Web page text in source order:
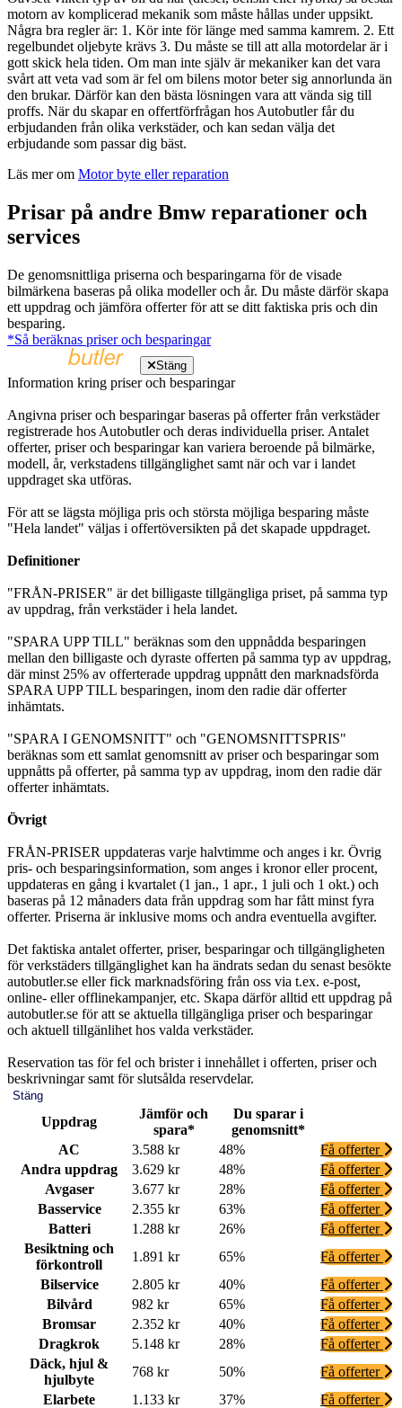
motorn av komplicerad mekanik som måste hållas under uppsikt.
Några bra regler är: 1. Kör inte för länge med samma kamrem. 2. Ett
regelbundet oljebyte krävs 3. Du måste se till att alla motordelar är i
gott skick hela tiden. Om man inte själv är mekaniker kan det vara
svårt att veta vad som är fel om bilens motor beter sig annorlunda än
den brukar. Därför kan den bästa lösningen vara att vända sig till
proffs. När du skapar en offertförfrågan hos Autobutler får du
erbjudanden från olika verkstäder, och kan sedan välja det
erbjudande som passar dig bäst.
Läs mer om Motor byte eller reparation
Prisar på andre Bmw reparationer och
services
De genomsnittliga priserna och besparingarna för de visade
bilmärkena baseras på olika modeller och år. Du måste därför skapa
ett uppdrag och jämföra offerter för att se ditt faktiska pris och din
besparing.
*Så beräknas priser och besparingar
Stäng
Information kring priser och besparingar
Angivna priser och besparingar baseras på offerter från verkstäder
registrerade hos Autobutler och deras individuella priser. Antalet
offerter, priser och besparingar kan variera beroende på bilmärke,
modell, år, verkstadens tillgänglighet samt när och var i landet
uppdraget ska utföras.
För att se lägsta möjliga pris och största möjliga besparing måste
"Hela landet" väljas i offertöversikten på det skapade uppdraget.
Definitioner
"FRÅN-PRISER" är det billigaste tillgängliga priset, på samma typ
av uppdrag, från verkstäder i hela landet.
"SPARA UPP TILL" beräknas som den uppnådda besparingen
mellan den billigaste och dyraste offerten på samma typ av uppdrag,
där minst 25% av offerterade uppdrag uppnått den marknadsförda
SPARA UPP TILL besparingen, inom den radie där offerter
inhämtats.
"SPARA I GENOMSNITT" och "GENOMSNITTSPRIS"
beräknas som ett samlat genomsnitt av priser och besparingar som
uppnåtts på offerter, på samma typ av uppdrag, inom den radie där
offerter inhämtats.
Övrigt
FRÅN-PRISER uppdateras varje halvtimme och anges i kr. Övrig
pris- och besparingsinformation, som anges i kronor eller procent,
uppdateras en gång i kvartalet (1 jan., 1 apr., 1 juli och 1 okt.) och
baseras på 12 månaders data från uppdrag som har fått minst fyra
offerter. Priserna är inklusive moms och andra eventuella avgifter.
Det faktiska antalet offerter, priser, besparingar och tillgängligheten
för verkstäders tillgänglighet kan ha ändrats sedan du senast besökte
autobutler.se eller fick marknadsföring från oss via t.ex. e-post,
online- eller offlinekampanjer, etc. Skapa därför alltid ett uppdrag på
autobutler.se för att se aktuella tillgängliga priser och besparingar
och aktuell tillgänlihet hos valda verkstäder.
Reservation tas för fel och brister i innehållet i offerten, priser och
beskrivningar samt för slutsålda reservdelar.
Stäng
Uppdrag
Jämför och
spara*
Du sparar i
genomsnitt*
AC
3.588 kr 48%
Få offerter
Andra uppdrag
3.629 kr 48%
Få offerter
Avgaser
3.677 kr 28%
Få offerter
Basservice
2.355 kr 63%
Få offerter
Batteri
1.288 kr 26%
Få offerter
Besiktning och
förkontroll
1.891 kr 65%
Få offerter
Bilservice
2.805 kr 40%
Få offerter
Bilvård
982 kr 65%
Få offerter
Bromsar
2.352 kr 40%
Få offerter
Dragkrok
5.148 kr 28%
Få offerter
Däck, hjul &
hjulbyte
768 kr 50%
Få offerter
Elarbete
1.133 kr 37%
Få offerter